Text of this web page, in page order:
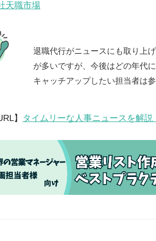
天職市場
退職代行がニュースにも取り上
が多いですが、今後はどの年代
キャッチアップしたい担当者は
】 タイムリーな人事ニュースを解